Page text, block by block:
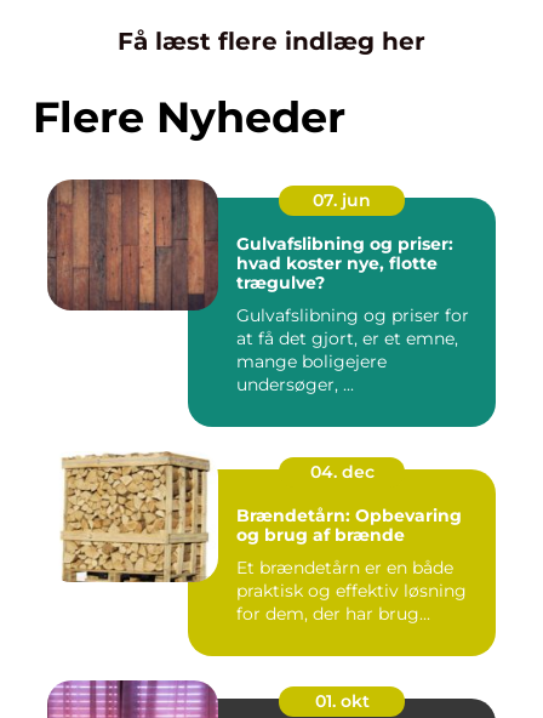
Få læst flere indlæg her
Flere Nyheder
07. jun
Gulvafslibning og priser:
hvad koster nye, flotte
trægulve?
Gulvafslibning og priser for
at få det gjort, er et emne,
mange boligejere
undersøger, ...
04. dec
Brændetårn: Opbevaring
og brug af brænde
Et brændetårn er en både
praktisk og effektiv løsning
for dem, der har brug...
01. okt